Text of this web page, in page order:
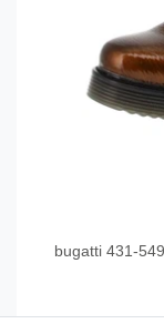
bugatti 431-